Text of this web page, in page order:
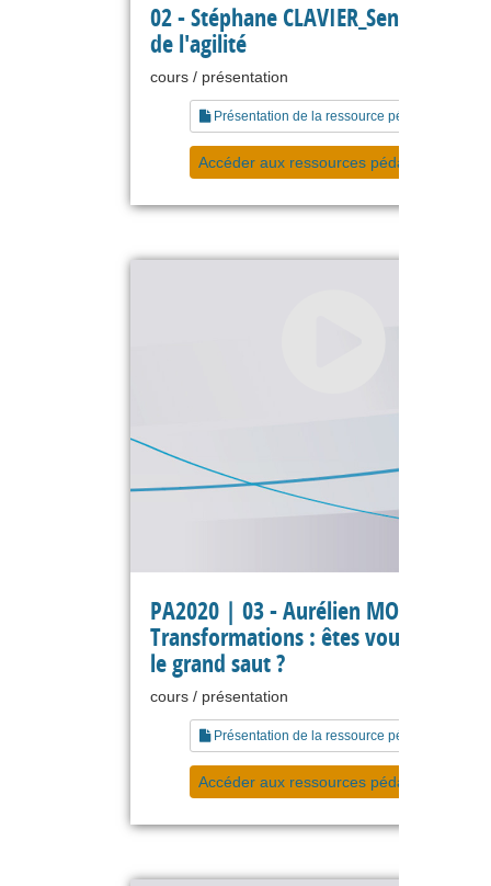
02 - Stéphane CLAVIER_Sens et
de l'agilité
cours / présentation
Présentation de la ressource pédagogique
Accéder aux ressources pédagogiques
PA2020 | 03 - Aurélien MORVANT -
Transformations : êtes vous prêts
le grand saut ?
cours / présentation
Présentation de la ressource pédagogique
Accéder aux ressources pédagogiques